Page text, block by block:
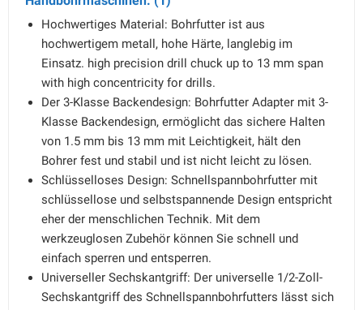
Hochwertiges Material: Bohrfutter ist aus
hochwertigem metall, hohe Härte, langlebig im
Einsatz. high precision drill chuck up to 13 mm span
with high concentricity for drills.
Der 3-Klasse Backendesign: Bohrfutter Adapter mit 3-
Klasse Backendesign, ermöglicht das sichere Halten
von 1.5 mm bis 13 mm mit Leichtigkeit, hält den
Bohrer fest und stabil und ist nicht leicht zu lösen.
Schlüsselloses Design: Schnellspannbohrfutter mit
schlüssellose und selbstspannende Design entspricht
eher der menschlichen Technik. Mit dem
werkzeuglosen Zubehör können Sie schnell und
einfach sperren und entsperren.
Universeller Sechskantgriff: Der universelle 1/2-Zoll-
Sechskantgriff des Schnellspannbohrfutters lässt sich